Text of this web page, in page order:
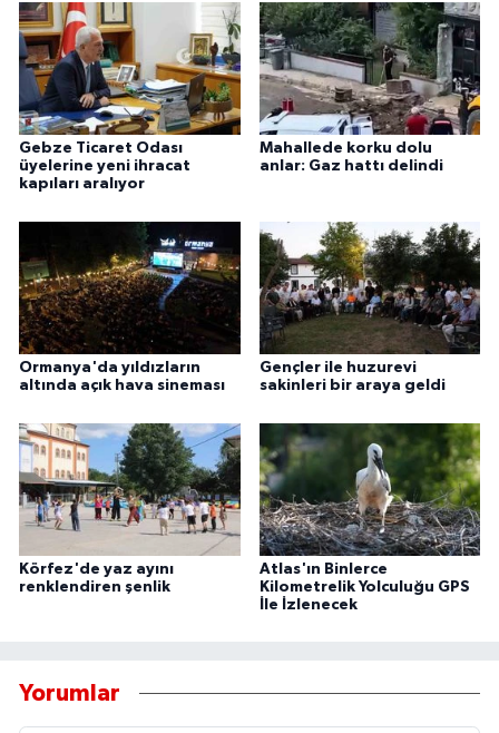
Gebze Ticaret Odası
üyelerine yeni ihracat
kapıları aralıyor
Mahallede korku dolu
anlar: Gaz hattı delindi
Ormanya'da yıldızların
altında açık hava sineması
Gençler ile huzurevi
sakinleri bir araya geldi
Körfez'de yaz ayını
renklendiren şenlik
Atlas'ın Binlerce
Kilometrelik Yolculuğu GPS
İle İzlenecek
Yorumlar